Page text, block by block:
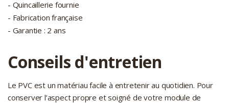
- Quincaillerie fournie
- Fabrication française
- Garantie : 2 ans
Conseils d'entretien
Le PVC est un matériau facile à entretenir au quotidien. Pour
conserver l’aspect propre et soigné de votre module de